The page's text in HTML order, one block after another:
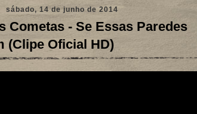
sábado, 14 de junho de 2014
Cometas - Se Essas Paredes
(Clipe Oficial HD)